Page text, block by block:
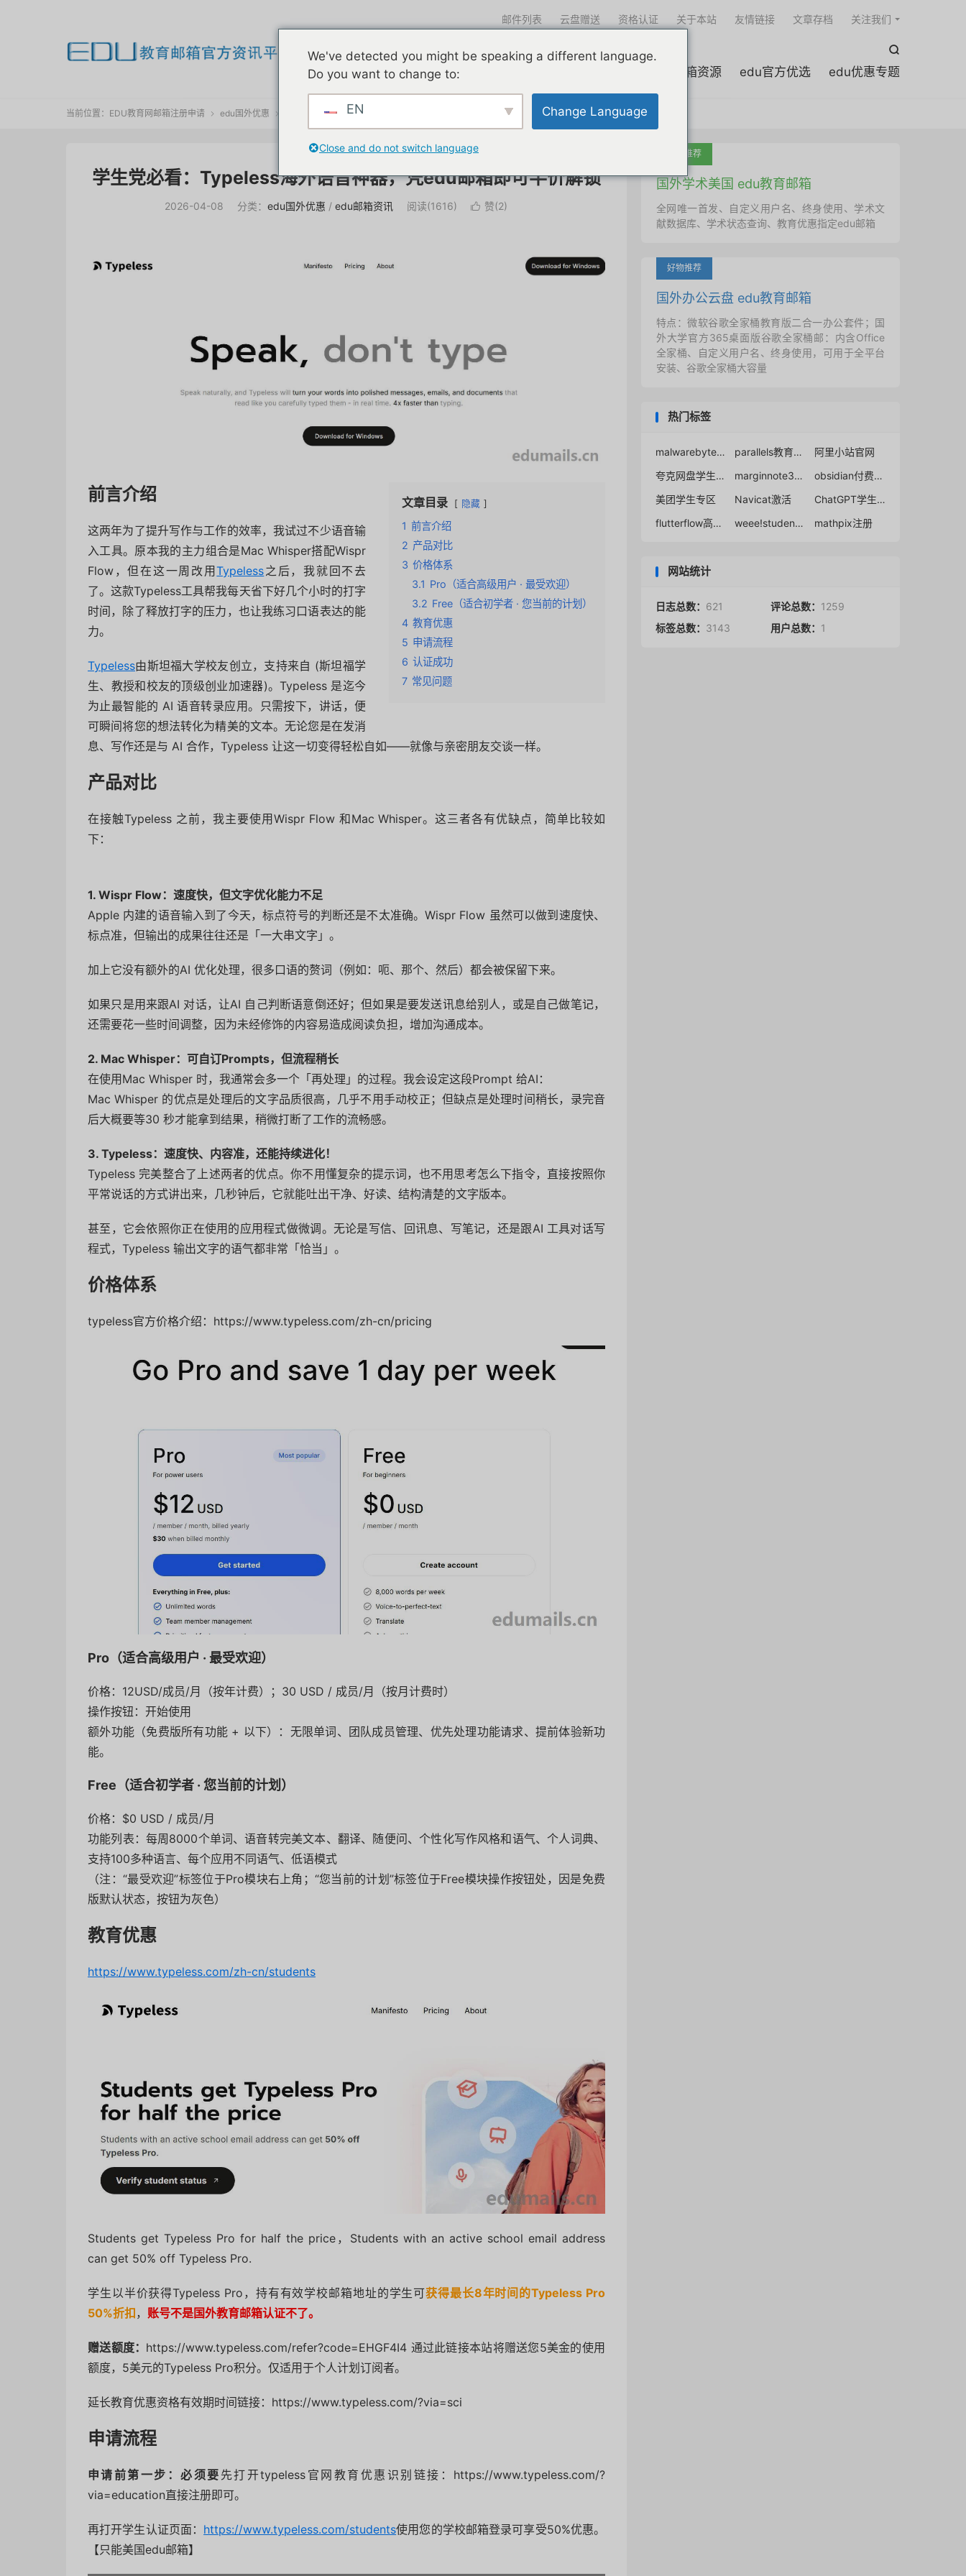
我们一直在努力

edu邮箱申请 edu邮箱资源 edu官方优选 edu优惠专题
邮件列表 云盘赠送 资格认证 关于本站 友情链接 文章存档 关注我们
当前位置： EDU教育网邮箱注册申请  edu国外优惠 
学生党必看：Typeless海外语音神器，凭edu邮箱即可半价解锁
2026-04-08 分类： edu国外优惠 / edu邮箱资讯 阅读(1616)  赞(2)
文章目录 隐藏
1 前言介绍
2 产品对比
3 价格体系
3.1 Pro（适合高级用户 · 最受欢迎）
3.2 Free（适合初学者 · 您当前的计划）
4 教育优惠
5 申请流程
6 认证成功
7 常见问题
前言介绍
这两年为了提升写作与工作的效率，我试过不少语音输
入工具。原本我的主力组合是Mac Whisper搭配Wispr
Flow，但在这一周改用Typeless之后，我就回不去
了。这款Typeless工具帮我每天省下好几个小时的打字
时间，除了释放打字的压力，也让我练习口语表达的能
力。
Typeless由斯坦福大学校友创立，支持来自 (斯坦福学
生、教授和校友的顶级创业加速器)。Typeless 是迄今
为止最智能的 AI 语音转录应用。只需按下，讲话，便
可瞬间将您的想法转化为精美的文本。无论您是在发消
息、写作还是与 AI 合作，Typeless 让这一切变得轻松自如——就像与亲密朋友交谈一样。
产品对比
在接触Typeless 之前，我主要使用Wispr Flow 和Mac Whisper。这三者各有优缺点，简单比较如
下：
1. Wispr Flow：速度快，但文字优化能力不足
Apple 内建的语音输入到了今天，标点符号的判断还是不太准确。Wispr Flow 虽然可以做到速度快、
标点准，但输出的成果往往还是「一大串文字」。
加上它没有额外的AI 优化处理，很多口语的赘词（例如：呃、那个、然后）都会被保留下来。
如果只是用来跟AI 对话，让AI 自己判断语意倒还好；但如果是要发送讯息给别人，或是自己做笔记，
还需要花一些时间调整，因为未经修饰的内容易造成阅读负担，增加沟通成本。
2. Mac Whisper：可自订Prompts，但流程稍长
在使用Mac Whisper 时，我通常会多一个「再处理」的过程。我会设定这段Prompt 给AI：
Mac Whisper 的优点是处理后的文字品质很高，几乎不用手动校正；但缺点是处理时间稍长，录完音
后大概要等30 秒才能拿到结果，稍微打断了工作的流畅感。
3. Typeless：速度快、内容准，还能持续进化！
Typeless 完美整合了上述两者的优点。你不用懂复杂的提示词，也不用思考怎么下指令，直接按照你
平常说话的方式讲出来，几秒钟后，它就能吐出干净、好读、结构清楚的文字版本。
甚至，它会依照你正在使用的应用程式做微调。无论是写信、回讯息、写笔记，还是跟AI 工具对话写
程式，Typeless 输出文字的语气都非常「恰当」。
价格体系
typeless官方价格介绍：https://www.typeless.com/zh-cn/pricing
Pro（适合高级用户 · 最受欢迎）
价格： 12USD/成员/月（按年计费）； 30 USD / 成员/月（按月计费时）
操作按钮：开始使用
额外功能（免费版所有功能 + 以下）：无限单词、团队成员管理、优先处理功能请求、提前体验新功
能。
Free（适合初学者 · 您当前的计划）
价格：$0 USD / 成员/月
功能列表：每周8000个单词、语音转完美文本、翻译、随便问、个性化写作风格和语气、个人词典、
支持100多种语言、每个应用不同语气、低语模式
（注：“最受欢迎”标签位于Pro模块右上角；“您当前的计划”标签位于Free模块操作按钮处，因是免费
版默认状态，按钮为灰色）
教育优惠
https://www.typeless.com/zh-cn/students
Students get Typeless Pro for half the price，Students with an active school email address
can get 50% off Typeless Pro.
学生以半价获得Typeless Pro，持有有效学校邮箱地址的学生可获得最长8年时间的Typeless Pro
50%折扣 ， 账号不是国外教育邮箱认证不了。
赠送额度： https://www.typeless.com/refer?code=EHGF4I4 通过此链接本站将赠送您5美金的使用
额度，5美元的Typeless Pro积分。仅适用于个人计划订阅者。
延长教育优惠资格有效期时间链接： https://www.typeless.com/?via=sci
申请流程
申请前第一步：必须要 先打开typeless官网 教育优惠识别链接：https://www.typeless.com/?
via=education直接注册即可。
再打开学生认证页面： https://www.typeless.com/students使用您的学校邮箱登录可享受50%优惠。
【只能美国edu邮箱】
吐血推荐
国外学术美国 edu教育邮箱
全网唯一首发、自定义用户名、终身使用、学术文
献数据库、学术状态查询、教育优惠指定edu邮箱
好物推荐
国外办公云盘 edu教育邮箱
特点：微软谷歌全家桶教育版二合一办公套件；国
外大学官方365桌面版谷歌全家桶邮：内含Office
全家桶、自定义用户名、终身使用，可用于全平台
安装、谷歌全家桶大容量
热门标签
malwarebytes学生半价 parallels教育优惠
阿里小站官网
夸克网盘学生会员
marginnote3教育优惠
obsidian付费购买
美团学生专区
Navicat激活
ChatGPT学生免费领取2个月Plus会员
flutterflow高级版免费
weee!student认证 mathpix注册
网站统计
日志总数： 621 评论总数： 1259
标签总数： 3143 用户总数： 1
We've detected you might be speaking a different language.
Do you want to change to:
EN Change Language
Close and do not switch language